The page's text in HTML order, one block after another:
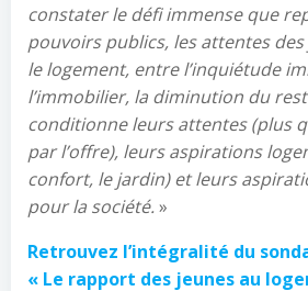
constater le défi immense que
pouvoirs publics, les attentes
le logement, entre l’inquiétude
l’immobilier, la diminution du
conditionne leurs attentes (plus
par l’offre), leurs aspirations
confort, le jardin) et leurs
pour la société. »
Retrouvez l’intégralité du
« Le rapport des jeunes au